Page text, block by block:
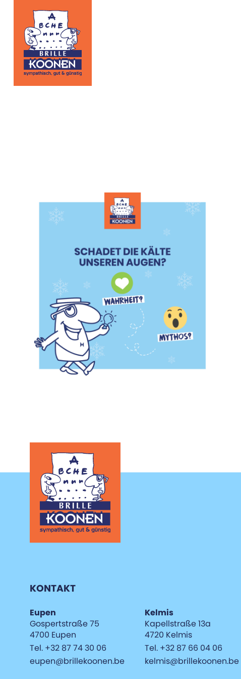
KONTAKT
Eupen
Gospertstraße 75
4700 Eupen
Tel. +32 87 74 30 06
eupen@brillekoonen.be
Kelmis
Kapellstraße 13a
4720 Kelmis
Tel. +32 87 66 04 06
kelmis@brillekoonen.be